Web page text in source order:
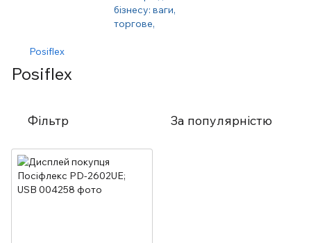
Posiflex
Posiflex
Фільтр За популярністю